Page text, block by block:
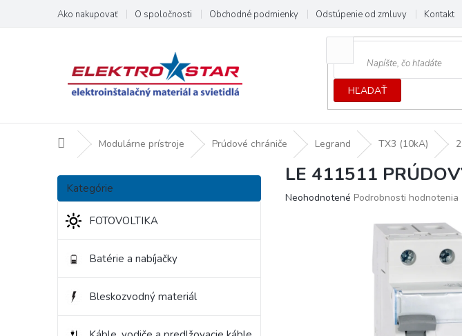
obsah
Ako nakupovať O spoločnosti Obchodné podmienky Odstúpenie od zmluvy Kontakt
HĽADAŤ
DomovModulárne prístroje Prúdové chrániče Legrand TX3 (10kA)
B
č
n
Preskočiť
kategórie
Kategórie
FOTOVOLTIKA
Batérie a nabíjačky
Bleskozvodný materiál
LE 411511
Priemerné
Neohodnotené Podrobnosti hodnotenia